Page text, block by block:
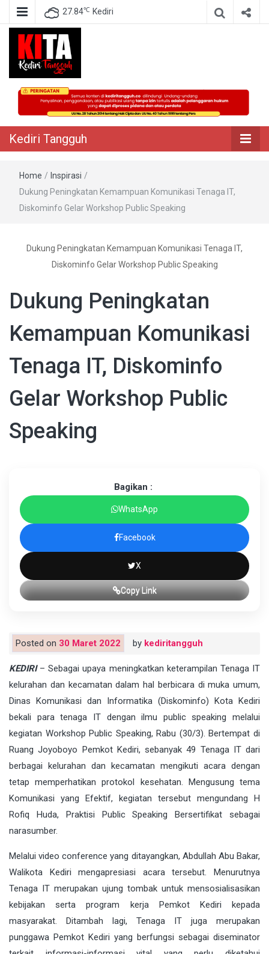
27.84℃ Kediri
Kediri Tangguh
Berita Akurat Terpercaya
Kediri Tangguh
Home / Inspirasi /
Dukung Peningkatan Kemampuan Komunikasi Tenaga IT,
Diskominfo Gelar Workshop Public Speaking
Dukung Peningkatan Kemampuan Komunikasi Tenaga IT,
Diskominfo Gelar Workshop Public Speaking
Dukung Peningkatan
Kemampuan Komunikasi
Tenaga IT, Diskominfo
Gelar Workshop Public
Speaking
Bagikan :
WhatsApp
Facebook
X
Copy Link
Posted on 30 Maret 2022 by kediritangguh
KEDIRI– Sebagai upaya meningkatkan keterampilan Tenaga IT
kelurahan dan kecamatan dalam hal berbicara di muka umum,
Dinas Komunikasi dan Informatika (Diskominfo) Kota Kediri
bekali para tenaga IT dengan ilmu public speaking melalui
kegiatan Workshop Public Speaking, Rabu (30/3). Bertempat di
Ruang Joyoboyo Pemkot Kediri, sebanyak 49 Tenaga IT dari
berbagai kelurahan dan kecamatan mengikuti acara dengan
tetap memperhatikan protokol kesehatan. Mengusung tema
Komunikasi yang Efektif, kegiatan tersebut mengundang H
Rofiq Huda, Praktisi Public Speaking Bersertifikat sebagai
narasumber.
Melalui video conference yang ditayangkan, Abdullah Abu Bakar,
Walikota Kediri mengapresiasi acara tersebut. Menurutnya
Tenaga IT merupakan ujung tombak untuk mensosialisasikan
kebijakan serta program kerja Pemkot Kediri kepada
masyarakat. Ditambah lagi, Tenaga IT juga merupakan
punggawa Pemkot Kediri yang berfungsi sebagai diseminator